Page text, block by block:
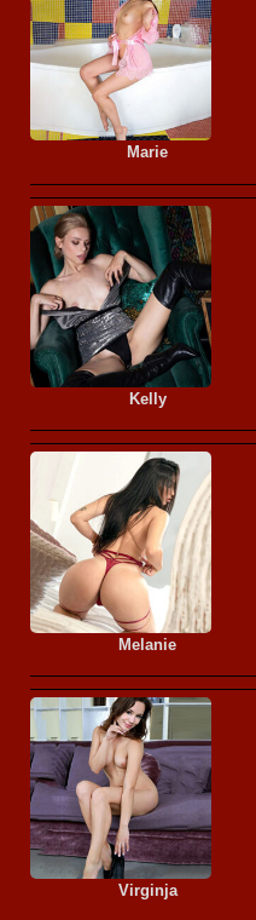
Marie
Kelly
Melanie
Virginja